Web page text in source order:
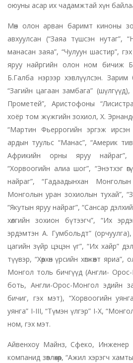
оюуны асар их чадамжтай хүн
Мөн олон арван баримт киноны
авхуулсан (“Заяа түшсэн нутаг”,
манасан заяа”, “Чулуун шастир”, гэх
яруу найргийн олон ном бичиж
Б.Галба нэрээр хэвлүүлсэн. Зарим
“Загийн цагаан замбага”
Прометей”, Аристофоны
хоёр том жүжгийн зохиол, Х.
“Мартин Фьеррогийн эргэж ирсэн
ардын туульс “Манас”, “Америк
Африкийн орны яруу найраг”,
“Хорвоогийн алиа шог”, “Энэтхэг
найраг”, “Гадаадынхан
Монголын уран зохиолын тухай”,
“Якутын яруу найраг”, “Сансар
хөлгийн зохион бүтээгч”, “Их
эрдэмтэн А. Гумбольдт”
цагийн зүйр цэцэн үг”, “Их хайр”
түүвэр, “Хөөрхөн үрсийн хөгжөөнт
Монгол толь бичгүүд (Англи-
боть, Англи-Орос-Монгол эдийн
бичиг, гэх мэт), “Хорвоогийн
уянга” I-III, “Түмэн үлгэр” I-X,
ном, гэх мэт.
Айвенхоу Майнз, Сфеко, Инженер
компанид зөвлөхөөр, “Ажил хэрэгч